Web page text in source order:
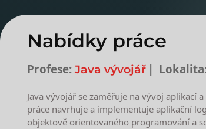
Nabídky práce
Profese: Java vývojář
Java vývojář se zaměřuje na vývoj aplikací
práce navrhuje a implementuje aplikační
objektově orientovaného programování a